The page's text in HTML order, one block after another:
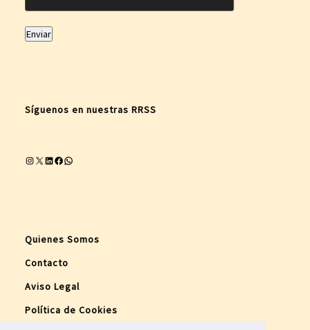
Síguenos en nuestras RRSS
Instagram
X LinkedIn
Facebook
WhatsApp
Quienes Somos
Contacto
Aviso Legal
Política de Cookies